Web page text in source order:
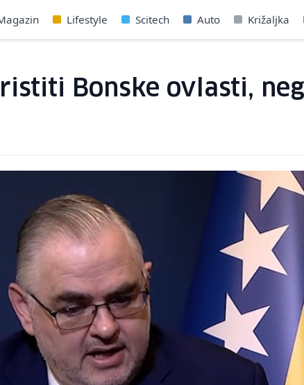
Lifestyle Scitech Auto Križaljka
Bonske ovlasti,